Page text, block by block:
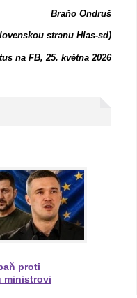
Braňo Ondruš
stranu Hlas-sd)
na FB, 25. května 2026
proti
ministrovi